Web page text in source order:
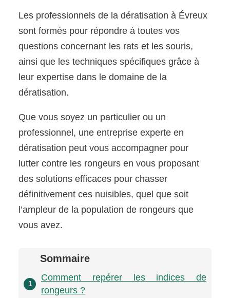
Les professionnels de la dératisation à Évreux
sont formés pour répondre à toutes vos
questions concernant les rats et les souris,
ainsi que les techniques spécifiques grâce à
leur expertise dans le domaine de la
dératisation.
Que vous soyez un particulier ou un
professionnel, une entreprise experte en
dératisation peut vous accompagner pour
lutter contre les rongeurs en vous proposant
des solutions efficaces pour chasser
définitivement ces nuisibles, quel que soit
l’ampleur de la population de rongeurs que
vous avez.
Sommaire
1
Comment repérer les indices de
rongeurs ?